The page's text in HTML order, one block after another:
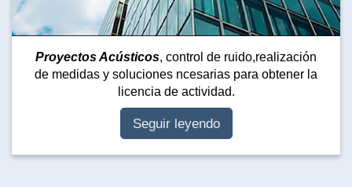
Proyectos Acústicos, control de ruido,realización
de medidas y soluciones ncesarias para obtener la
licencia de actividad.
Seguir leyendo